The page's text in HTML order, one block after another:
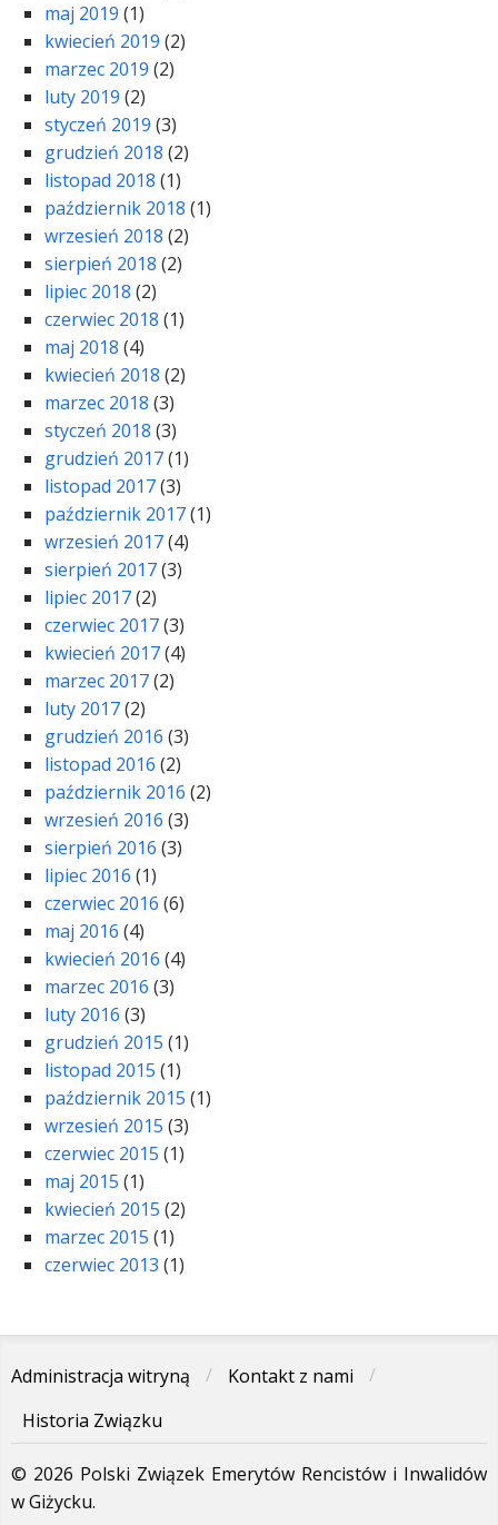
maj 2019 (1)
kwiecień 2019 (2)
marzec 2019 (2)
luty 2019 (2)
styczeń 2019 (3)
grudzień 2018 (2)
listopad 2018 (1)
październik 2018 (1)
wrzesień 2018 (2)
sierpień 2018 (2)
lipiec 2018 (2)
czerwiec 2018 (1)
maj 2018 (4)
kwiecień 2018 (2)
marzec 2018 (3)
styczeń 2018 (3)
grudzień 2017(1)
listopad 2017(3)
październik 2017(1)
wrzesień 2017(4)
sierpień 2017(3)
lipiec 2017(2)
czerwiec 2017(3)
kwiecień 2017(4)
marzec 2017(2)
luty 2017(2)
grudzień 2016 (3)
listopad 2016 (2)
październik 2016 (2)
wrzesień 2016 (3)
sierpień 2016 (3)
lipiec 2016 (1)
czerwiec 2016 (6)
maj 2016 (4)
kwiecień 2016 (4)
marzec 2016 (3)
luty 2016 (3)
grudzień 2015 (1)
listopad 2015 (1)
październik 2015 (1)
wrzesień 2015 (3)
czerwiec 2015 (1)
maj 2015 (1)
kwiecień 2015 (2)
marzec 2015 (1)
czerwiec 2013 (1)
Administracja witryną
Kontakt z nami
Historia Związku
© 2026 Polski Związek Emerytów Rencistów i Inwalidów
w Giżycku.